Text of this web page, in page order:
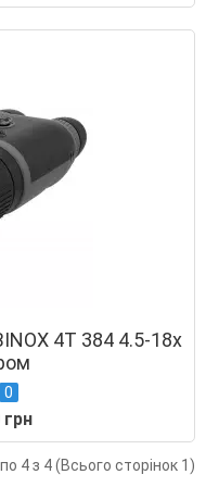
4T 384 4.5-18x
0
грн
4 з 4 (Всього сторінок 1)